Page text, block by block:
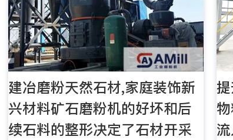
建冶磨粉天然石材,家庭装饰新
兴材料矿石磨粉机的好坏和后
续石料的整形决定了石材开采